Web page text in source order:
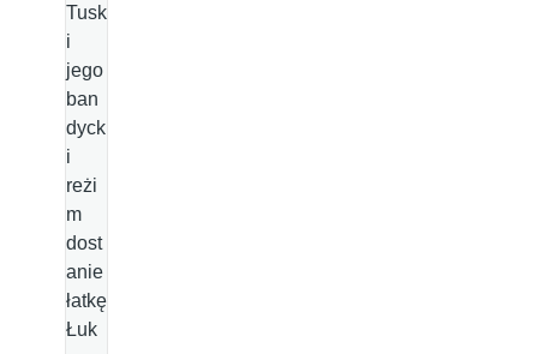
Tusk
i
jego
ban
dyck
i
reżi
m
dost
anie
łatkę
Łuk